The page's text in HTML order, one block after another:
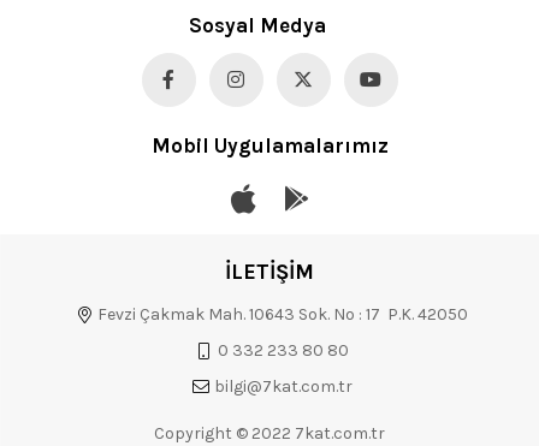
Sosyal Medya
Mobil Uygulamalarımız
İLETİŞİM
Fevzi Çakmak Mah. 10643 Sok. No : 17 P.K. 42050
0 332 233 80 80
bilgi@7kat.com.tr
Copyright © 2022 7kat.com.tr